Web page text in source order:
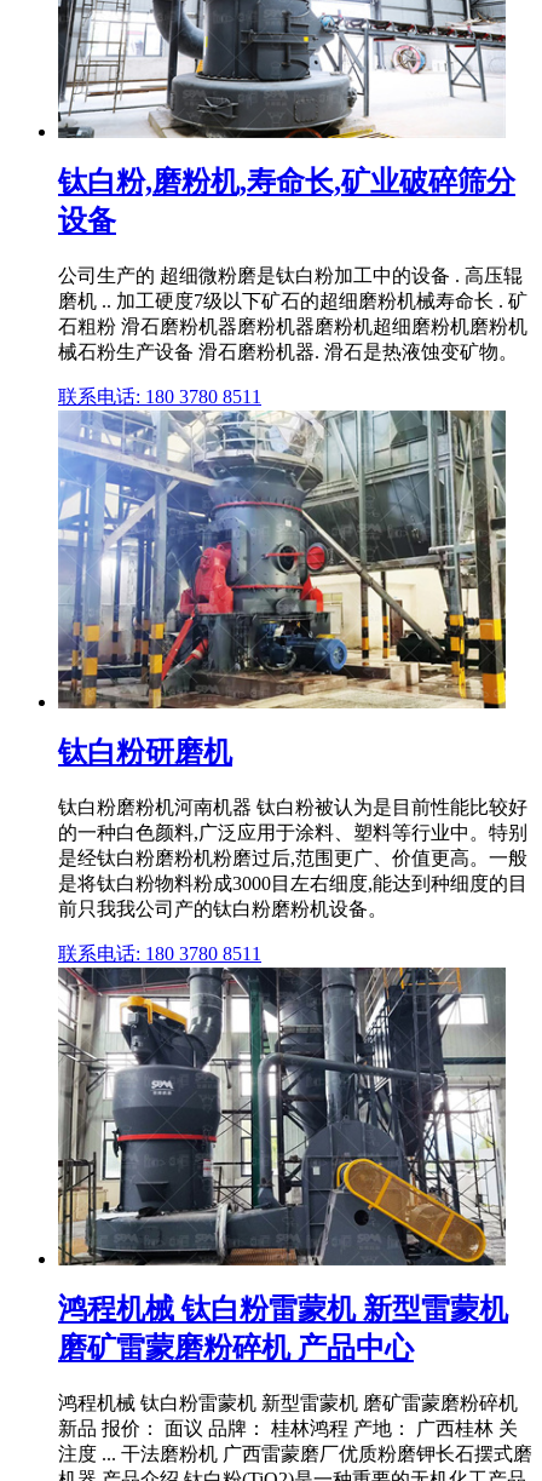
钛白粉,磨粉机,寿命长,矿业破碎筛分
设备
公司生产的 超细微粉磨是钛白粉加工中的设备 . 高压辊
磨机 .. 加工硬度7级以下矿石的超细磨粉机械寿命长 . 矿
石粗粉 滑石磨粉机器磨粉机器磨粉机超细磨粉机磨粉机
械石粉生产设备 滑石磨粉机器. 滑石是热液蚀变矿物。
联系电话: 180 3780 8511
钛白粉研磨机
钛白粉磨粉机河南机器 钛白粉被认为是目前性能比较好
的一种白色颜料,广泛应用于涂料、塑料等行业中。特别
是经钛白粉磨粉机粉磨过后,范围更广、价值更高。一般
是将钛白粉物料粉成3000目左右细度,能达到种细度的目
前只我我公司产的钛白粉磨粉机设备。
联系电话: 180 3780 8511
鸿程机械 钛白粉雷蒙机 新型雷蒙机
磨矿雷蒙磨粉碎机 产品中心
鸿程机械 钛白粉雷蒙机 新型雷蒙机 磨矿雷蒙磨粉碎机
新品 报价： 面议 品牌： 桂林鸿程 产地： 广西桂林 关
注度 ... 干法磨粉机 广西雷蒙磨厂优质粉磨钾长石摆式磨